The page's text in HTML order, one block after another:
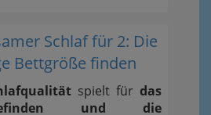
Schlaf für 2: Die
Bettgröße finden
spielt für das
und die